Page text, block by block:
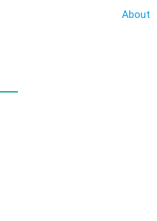
About